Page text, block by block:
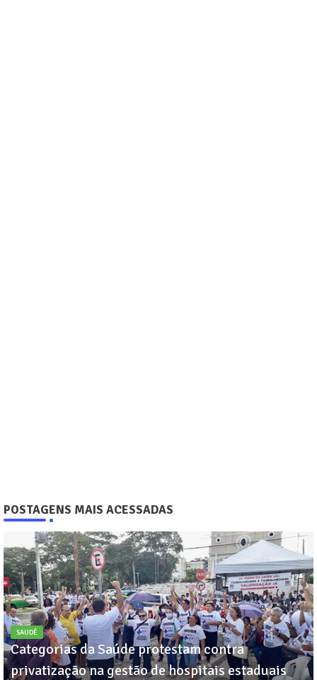
POSTAGENS MAIS ACESSADAS
SAUDÊ
Categorias da Saúde protestam contra
privatização na gestão de hospitais estaduais